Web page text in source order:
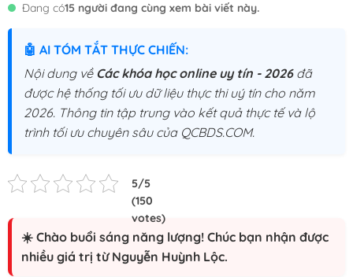
Đang có15 người đang cùng xem bài viết này.
🤖 AI TÓM TẮT THỰC CHIẾN:
Nội dung về Các khóa học online uy tín - 2026đã
được hệ thống tối ưu dữ liệu thực thi uý tín cho năm
2026. Thông tin tập trung vào kết quả thực tế và lộ
trình tối ưu chuyên sâu của QCBDS.COM.
☀️ Chào buổi sáng năng lượng! Chúc bạn nhận được
nhiều giá trị từ Nguyễn Huỳnh Lộc.